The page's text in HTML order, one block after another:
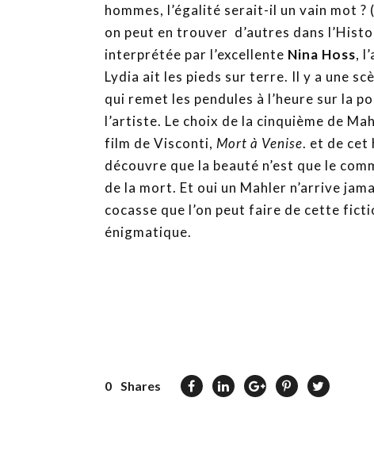
hommes, l’égalité serait-il un vain mot ?
on peut en trouver d’autres dans
interprétée par l’excellente Nina Hoss,
Lydia ait les pieds sur terre. Il y a une
qui remet les pendules à l’heure sur la
l’artiste. Le choix de la cinquième de
film de Visconti, Mort à Venise. et de cet
découvre que la beauté n’est que le
de la mort. Et oui un Mahler n’arrive
cocasse que l’on peut faire de cette
énigmatique.
0 Shares